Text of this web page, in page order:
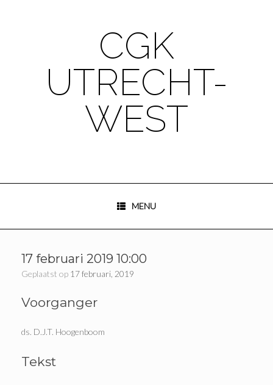
CGK
UTRECHT-
WEST
MENU
17 februari 2019 10:00
Geplaatst op 17 februari, 2019
Voorganger
ds. D.J.T. Hoogenboom
Tekst